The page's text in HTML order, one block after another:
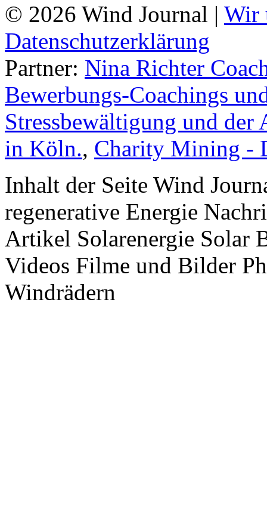
© 2026 Wind Journal | Wir
Datenschutzerklärung
Partner: Nina Richter
Bewerbungs-Coachings
Stressbewältigung und
in Köln., Charity Mining -
Inhalt der Seite Wind
regenerative Energie
Artikel Solarenergie Solar
Videos Filme und Bilder
Windrädern